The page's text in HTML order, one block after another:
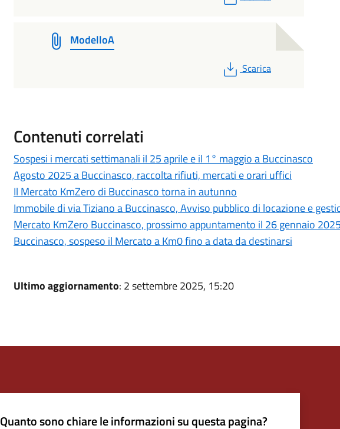
ModelloA
PDF
Scarica
Contenuti correlati
Sospesi i mercati settimanali il 25 aprile e il 1° maggio a Buccinasco
Agosto 2025 a Buccinasco, raccolta rifiuti, mercati e orari uffici
Il Mercato KmZero di Buccinasco torna in autunno
Immobile di via Tiziano a Buccinasco, Avviso pubblico di locazione e
Mercato KmZero Buccinasco, prossimo appuntamento il 26 gennaio 2025
Buccinasco, sospeso il Mercato a Km0 fino a data da destinarsi
Ultimo aggiornamento: 2 settembre 2025, 15:20
Quanto sono chiare le informazioni su questa pagina?